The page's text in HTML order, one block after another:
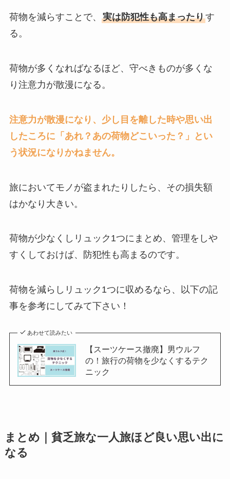
荷物を減らすことで、 実は防犯性も高まったりす
る。
荷物が多くなればなるほど、守べきものが多くな
り注意力が散漫になる。
注意力が散漫になり、少し目を離した時や思い出
したころに「あれ？あの荷物どこいった？」とい
う状況になりかねません。
旅においてモノが盗まれたりしたら、その損失額
はかなり大きい。
荷物が少なくしリュック1つにまとめ、管理をしや
すくしておけば、防犯性も高まるのです。
荷物を減らしリュック1つに収めるなら、以下の記
事を参考にしてみて下さい！
あわせて読みたい
【スーツケース撤廃】男ウルフ
の！旅行の荷物を少なくするテク
ニック
まとめ｜貧乏旅な一人旅ほど良い思い出に
なる